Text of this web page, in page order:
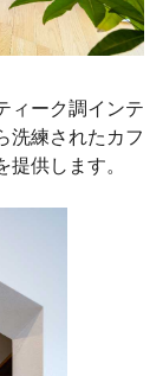
ィーク調インテ
洗練されたカフ
供します。